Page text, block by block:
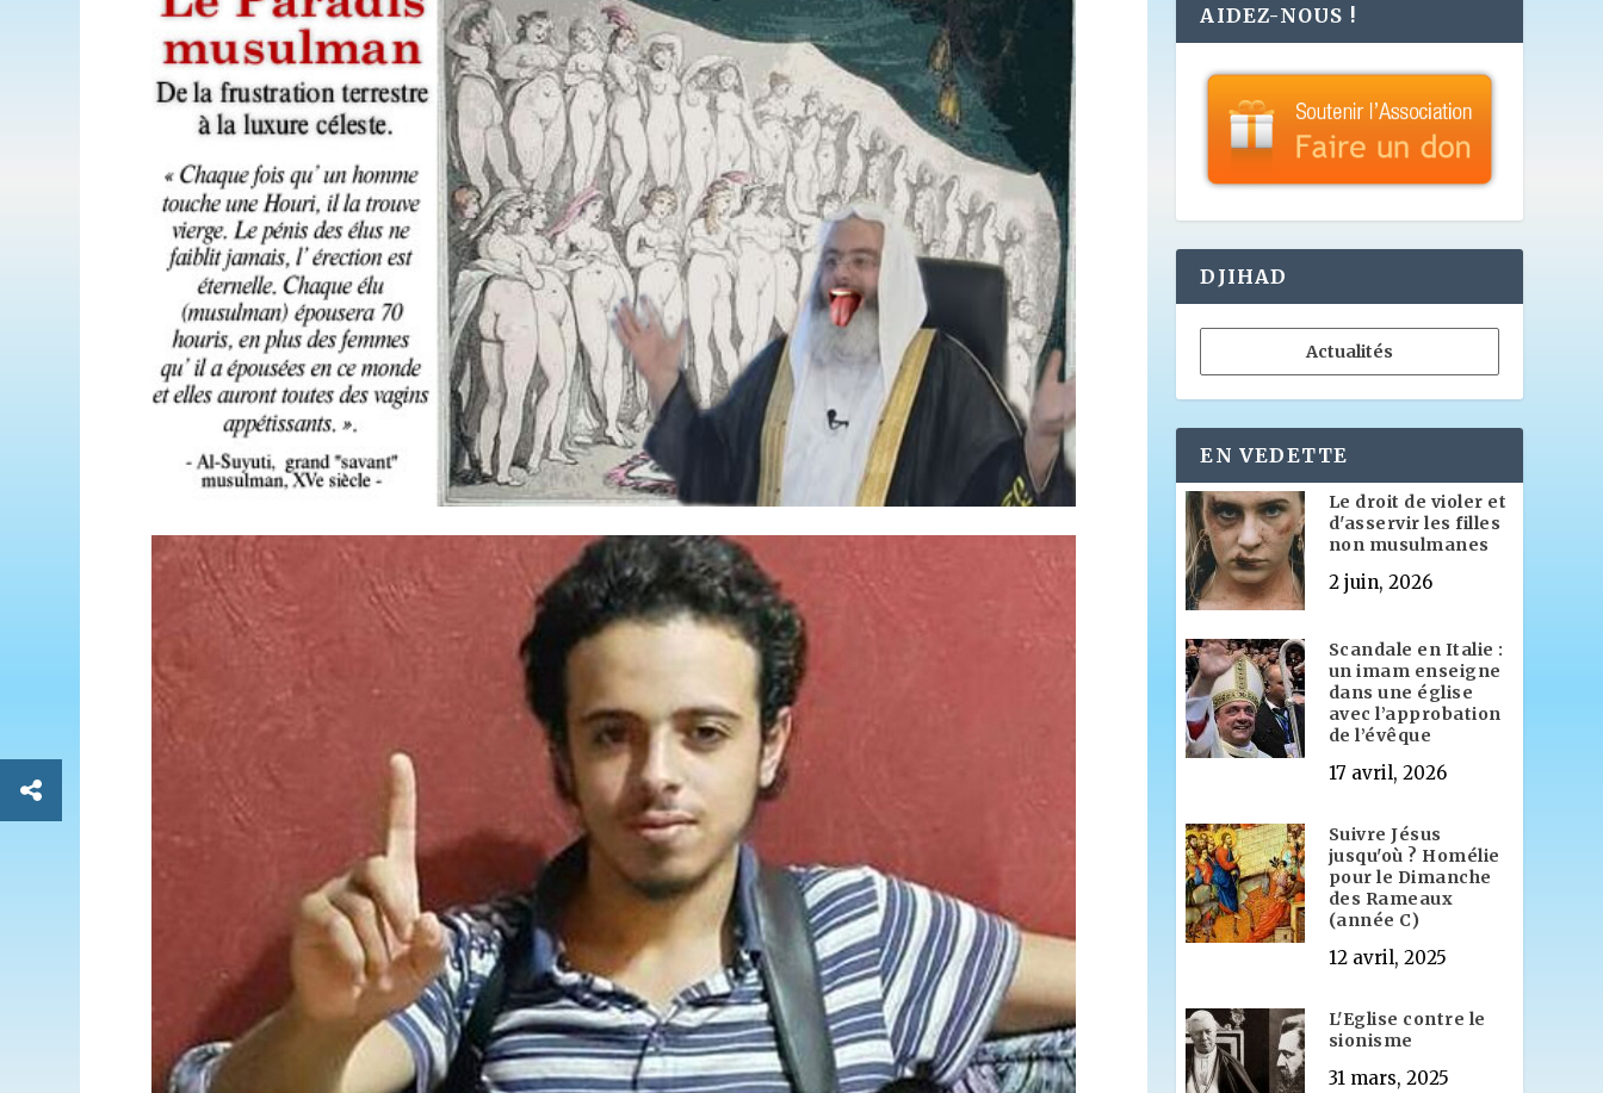
AIDEZ-NOUS !
DJIHAD
Actualités
EN VEDETTE
Le droit de violer et
d'asservir les filles
non musulmanes
2 juin, 2026
Scandale en Italie :
un imam enseigne
dans une église
avec l’approbation
de l’évêque
17 avril, 2026
Suivre Jésus
jusqu'où ? Homélie
pour le Dimanche
des Rameaux
(année C)
12 avril, 2025
L'Eglise contre le
sionisme
31 mars, 2025